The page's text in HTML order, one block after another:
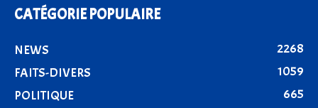
CATÉGORIE POPULAIRE
NEWS
2268
FAITS-DIVERS
1059
POLITIQUE
665